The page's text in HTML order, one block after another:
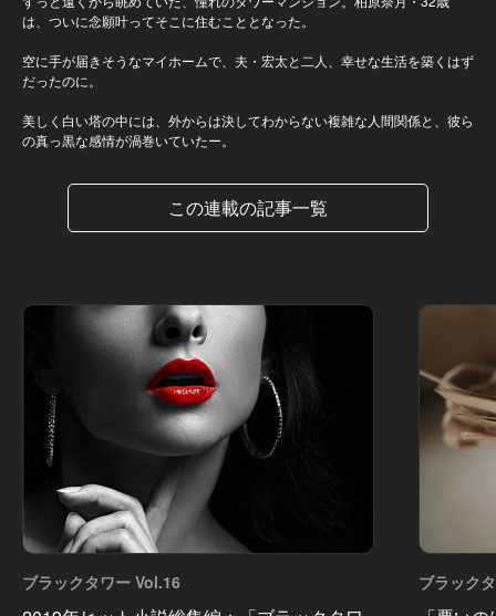
は、ついに念願叶ってそこに住むこととなった。
空に手が届きそうなマイホームで、夫・宏太と二人、幸せな生活を築くはず
だったのに。
美しく白い塔の中には、外からは決してわからない複雑な人間関係と、彼ら
の真っ黒な感情が渦巻いていたー。
この連載の記事一覧
ブラックタワー Vol.16 ブラック